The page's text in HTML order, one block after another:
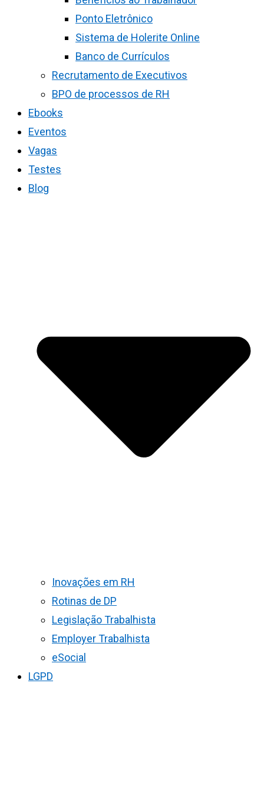
Ponto Eletrônico
Sistema de Holerite Online
Banco de Currículos
Recrutamento de Executivos
BPO de processos de RH
Ebooks
Eventos
Vagas
Testes
Blog
Inovações em RH
Rotinas de DP
Legislação Trabalhista
Employer Trabalhista
eSocial
LGPD